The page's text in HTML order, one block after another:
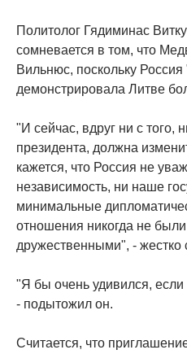
Политолог Гядиминас
сомневается в том, что
Вильнюс, поскольку Россия
демонстрировала Литве
"И сейчас, вдруг ни с того,
президента, должна
кажется, что Россия не
независимость, ни наше
минимальные
отношения никогда не
дружественными", - жестко
"Я бы очень удивился,
- подытожил он.
Считается, что